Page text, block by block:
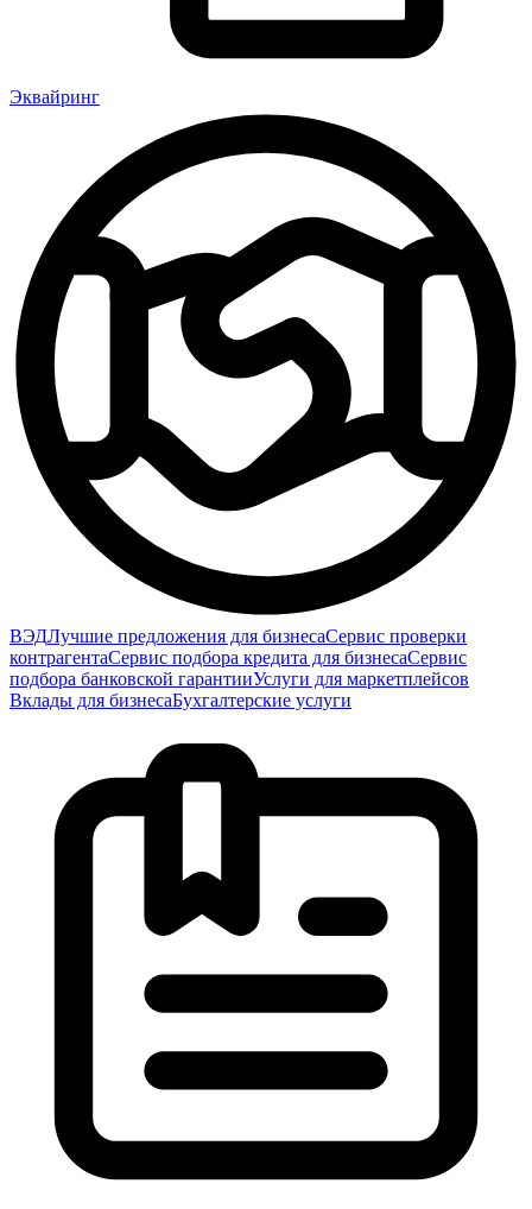
Эквайринг
ВЭДЛучшие предложения для бизнесаСервис проверки
контрагентаСервис подбора кредита для бизнесаСервис
подбора банковской гарантииУслуги для маркетплейсов
Вклады для бизнесаБухгалтерские услуги